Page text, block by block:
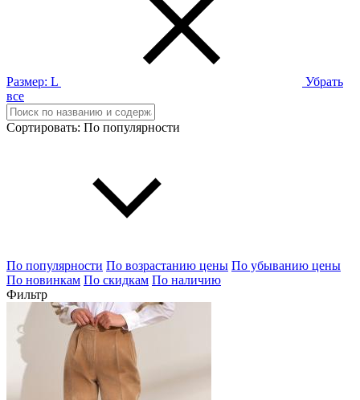
Размер: L
Убрать
все
Сортировать: По популярности
По популярности По возрастанию цены По убыванию цены
По новинкам По скидкам По наличию
Фильтр